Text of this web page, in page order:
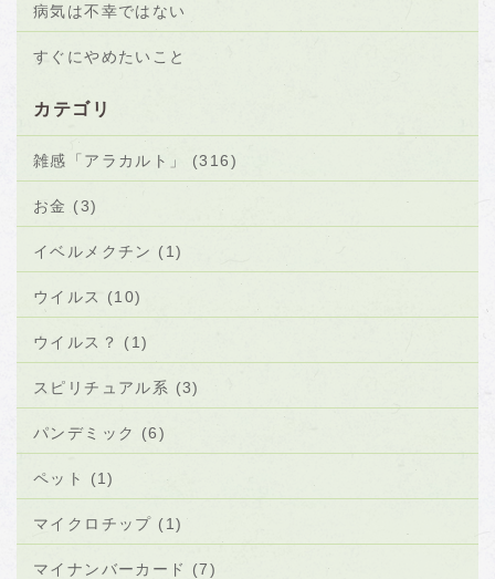
病気は不幸ではない
すぐにやめたいこと
カテゴリ
雑感「アラカルト」 (316)
お金 (3)
イベルメクチン (1)
ウイルス (10)
ウイルス？ (1)
スピリチュアル系 (3)
パンデミック (6)
ペット (1)
マイクロチップ (1)
マイナンバーカード (7)